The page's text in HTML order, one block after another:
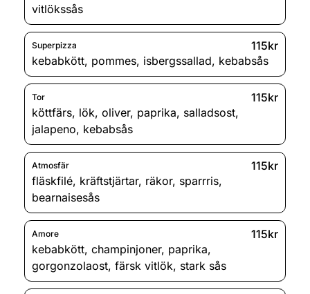
vitlökssås
Superpizza
115kr
kebabkött, pommes, isbergssallad, kebabsås
Tor
115kr
köttfärs, lök, oliver, paprika, salladsost,
jalapeno, kebabsås
Atmosfär
115kr
fläskfilé, kräftstjärtar, räkor, sparrris,
bearnaisesås
Amore
115kr
kebabkött, champinjoner, paprika,
gorgonzolaost, färsk vitlök, stark sås